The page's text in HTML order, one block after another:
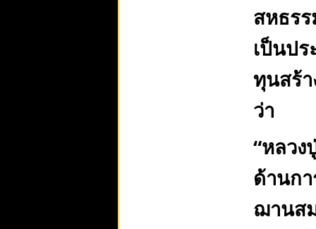
สหธร
เป็นป
ทุนสร้
ว่า
“หลว
ด้านก
ฌานส